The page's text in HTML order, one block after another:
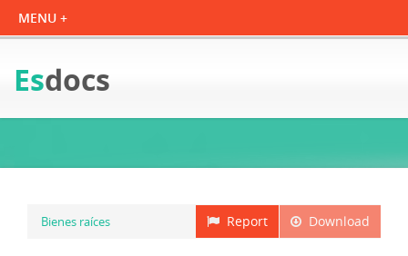
Esdocs
Download
Report
Bienes raíces